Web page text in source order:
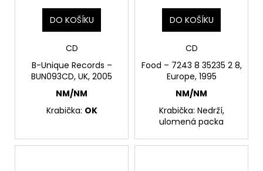
DO KOŠÍKU
CD
B-Unique Records –
BUN093CD, UK, 2005
NM/NM
Krabička: OK
DO KOŠÍKU
CD
Food – 7243 8 35235 2 8,
Europe, 1995
NM/NM
Krabička: Nedrží,
ulomená packa